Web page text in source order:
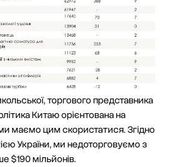
торгового представника
Китаю орієнтована на
маємо цим скористатися. Згідно
України, ми недоторговуємо з
$190 мільйонів.